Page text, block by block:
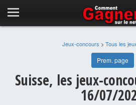
Jeux-concours > Tous les
Prem. page
Suisse, les jeux-
16/07/